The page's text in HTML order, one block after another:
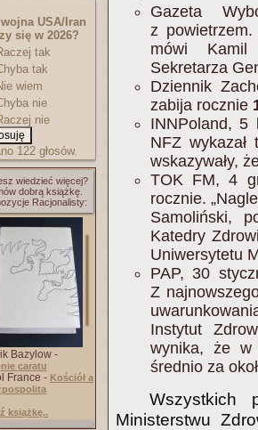
USA/Iran
się w 2026?
tak
tak
wiem
nie
nie
122 głosów.
wiedzieć więcej?
dobrą książkę.
Racjonalisty:
Bazylow -
caratu
France - Kościół a
książkę..
Gazeta
z
mówi Kamil
Sekretarza
Dziennik
zabija rocznie
INNPoland, 5
NFZ wykazał
wskazywały,
TOK FM, 4
rocznie.
Samoliński,
Katedry
Uniwersytetu
PAP, 30
Z
Instytut
wynika, że w
średnio za
Wszystkich
Ministerstwu